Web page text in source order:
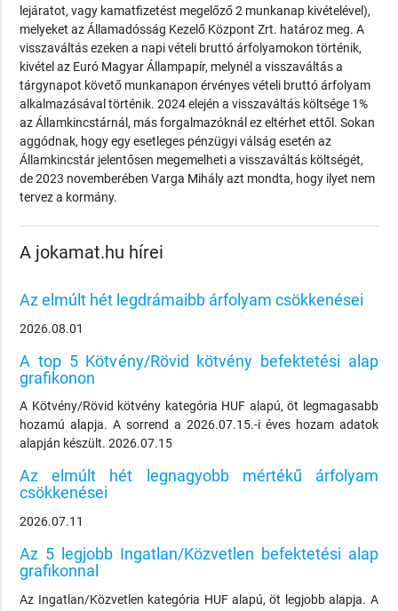
lejáratot, vagy kamatfizetést megelőző 2 munkanap kivételével),
melyeket az Államadósság Kezelő Központ Zrt. határoz meg. A
visszaváltás ezeken a napi vételi bruttó árfolyamokon történik,
kivétel az Euró Magyar Állampapír, melynél a visszaváltás a
tárgynapot követő munkanapon érvényes vételi bruttó árfolyam
alkalmazásával történik. 2024 elején a visszaváltás költsége 1%
az Államkincstárnál, más forgalmazóknál ez eltérhet ettől. Sokan
aggódnak, hogy egy esetleges pénzügyi válság esetén az
Államkincstár jelentősen megemelheti a visszaváltás költségét,
de 2023 novemberében Varga Mihály azt mondta, hogy ilyet nem
tervez a kormány.
A jokamat.hu hírei
Az elmúlt hét legdrámaibb árfolyam csökkenései
2026.08.01
A top 5 Kötvény/Rövid kötvény befektetési alap
grafikonon
A Kötvény/Rövid kötvény kategória HUF alapú, öt legmagasabb
hozamú alapja. A sorrend a 2026.07.15.-i éves hozam adatok
alapján készült. 2026.07.15
Az elmúlt hét legnagyobb mértékű árfolyam
csökkenései
2026.07.11
Az 5 legjobb Ingatlan/Közvetlen befektetési alap
grafikonnal
Az Ingatlan/Közvetlen kategória HUF alapú, öt legjobb alapja. A